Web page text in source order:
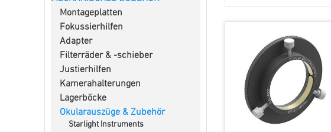
Montageplatten
Fokussierhilfen
Adapter
Filterräder & -schieber
Justierhilfen
Kamerahalterungen
Lagerböcke
Okularauszüge & Zubehör
Starlight Instruments